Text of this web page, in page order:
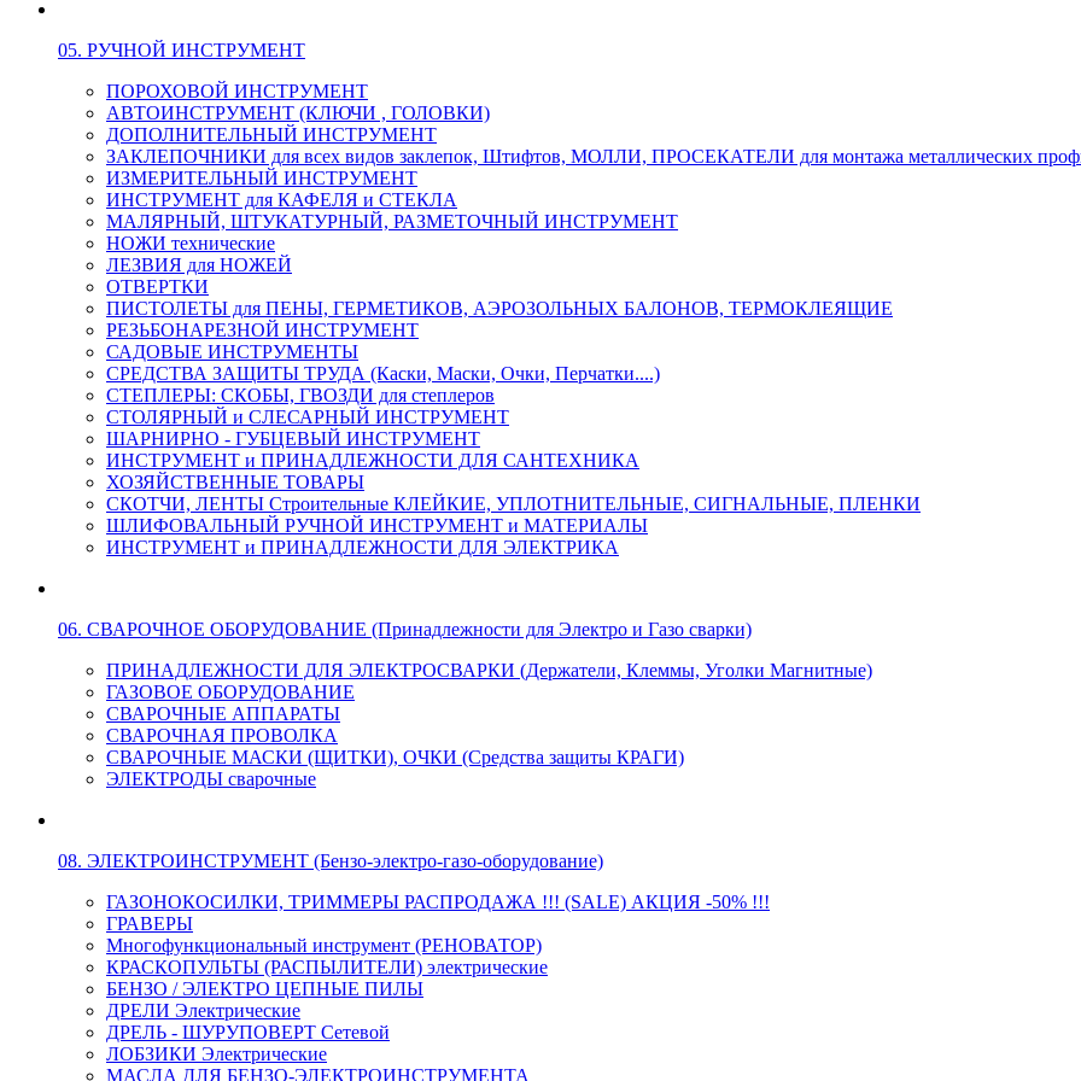
05. РУЧНОЙ ИНСТРУМЕНТ
ПОРОХОВОЙ ИНСТРУМЕНТ
АВТОИНСТРУМЕНТ (КЛЮЧИ , ГОЛОВКИ)
ДОПОЛНИТЕЛЬНЫЙ ИНСТРУМЕНТ
ЗАКЛЕПОЧНИКИ для всех видов заклепок, Штифтов, МОЛЛИ, ПРОСЕКАТЕЛИ для монтажа металлических
ИЗМЕРИТЕЛЬНЫЙ ИНСТРУМЕНТ
ИНСТРУМЕНТ для КАФЕЛЯ и СТЕКЛА
МАЛЯРНЫЙ, ШТУКАТУРНЫЙ, РАЗМЕТОЧНЫЙ ИНСТРУМЕНТ
НОЖИ технические
ЛЕЗВИЯ для НОЖЕЙ
ОТВЕРТКИ
ПИСТОЛЕТЫ для ПЕНЫ, ГЕРМЕТИКОВ, АЭРОЗОЛЬНЫХ БАЛОНОВ, ТЕРМОКЛЕЯЩИЕ
РЕЗЬБОНАРЕЗНОЙ ИНСТРУМЕНТ
САДОВЫЕ ИНСТРУМЕНТЫ
СРЕДСТВА ЗАЩИТЫ ТРУДА (Каски, Маски, Очки, Перчатки....)
СТЕПЛЕРЫ: СКОБЫ, ГВОЗДИ для степлеров
СТОЛЯРНЫЙ и СЛЕСАРНЫЙ ИНСТРУМЕНТ
ШАРНИРНО - ГУБЦЕВЫЙ ИНСТРУМЕНТ
ИНСТРУМЕНТ и ПРИНАДЛЕЖНОСТИ ДЛЯ САНТЕХНИКА
ХОЗЯЙСТВЕННЫЕ ТОВАРЫ
СКОТЧИ, ЛЕНТЫ Строительные КЛЕЙКИЕ, УПЛОТНИТЕЛЬНЫЕ, СИГНАЛЬНЫЕ, ПЛЕНКИ
ШЛИФОВАЛЬНЫЙ РУЧНОЙ ИНСТРУМЕНТ и МАТЕРИАЛЫ
ИНСТРУМЕНТ и ПРИНАДЛЕЖНОСТИ ДЛЯ ЭЛЕКТРИКА
06. СВАРОЧНОЕ ОБОРУДОВАНИЕ (Принадлежности для Электро и Газо сварки)
ПРИНАДЛЕЖНОСТИ ДЛЯ ЭЛЕКТРОСВАРКИ (Держатели, Клеммы, Уголки Магнитные)
ГАЗОВОЕ ОБОРУДОВАНИЕ
СВАРОЧНЫЕ АППАРАТЫ
СВАРОЧНАЯ ПРОВОЛКА
СВАРОЧНЫЕ МАСКИ (ЩИТКИ), ОЧКИ (Средства защиты КРАГИ)
ЭЛЕКТРОДЫ сварочные
08. ЭЛЕКТРОИНСТРУМЕНТ (Бензо-электро-газо-оборудование)
ГАЗОНОКОСИЛКИ, ТРИММЕРЫ РАСПРОДАЖА !!! (SALE) АКЦИЯ -50% !!!
ГРАВЕРЫ
Многофункциональный инструмент (РЕНОВАТОР)
КРАСКОПУЛЬТЫ (РАСПЫЛИТЕЛИ) электрические
БЕНЗО / ЭЛЕКТРО ЦЕПНЫЕ ПИЛЫ
ДРЕЛИ Электрические
ДРЕЛЬ - ШУРУПОВЕРТ Сетевой
ЛОБЗИКИ Электрические
МАСЛА ДЛЯ БЕНЗО-ЭЛЕКТРОИНСТРУМЕНТА